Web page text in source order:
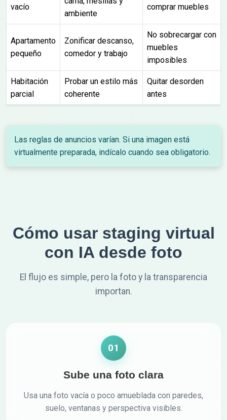
vacío
ambiente
comprar muebles
Apartamento
pequeño
Zonificar descanso,
comedor y trabajo
No sobrecargar con
muebles
imposibles
Habitación
parcial
Probar un estilo más
coherente
Quitar desorden
antes
Las reglas de anuncios varían. Si una imagen está
virtualmente preparada, indícalo cuando sea obligatorio.
Cómo usar staging virtual
con IA desde foto
El flujo es simple, pero la foto y la transparencia
importan.
01
Sube una foto clara
Usa una foto vacía o poco amueblada con paredes,
suelo, ventanas y perspectiva visibles.